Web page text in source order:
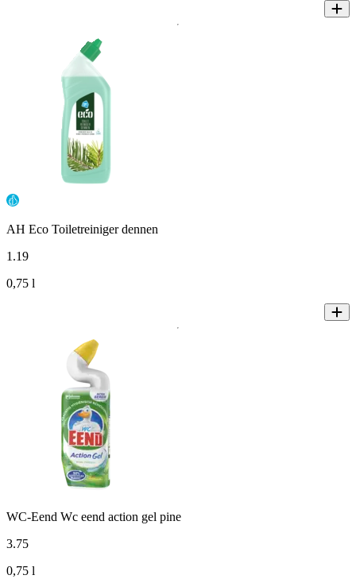
AH Eco Toiletreiniger dennen
1 .19
0,75 l
WC-Eend Wc eend action gel pine
3.75
0,75 l